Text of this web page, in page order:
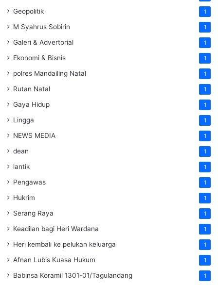
Geopolitik 1
M Syahrus Sobirin 1
Galeri & Advertorial 1
Ekonomi & Bisnis 1
polres Mandailing Natal 1
Rutan Natal 1
Gaya Hidup 1
Lingga 1
NEWS MEDIA 1
dean 1
lantik 1
Pengawas 1
Hukrim 1
Serang Raya 1
Keadilan bagi Heri Wardana 1
Heri kembali ke pelukan keluarga 1
Afnan Lubis Kuasa Hukum 1
Babinsa Koramil 1301-01/Tagulandang 1